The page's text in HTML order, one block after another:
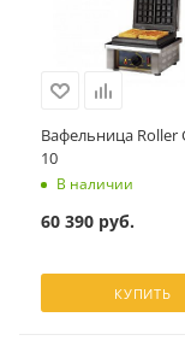
Вафельница Roller
10
В наличии
60 390руб.
КУПИТЬ